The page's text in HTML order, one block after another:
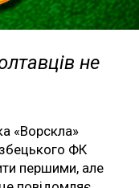
не
«Ворскла»
ФК
першими, але